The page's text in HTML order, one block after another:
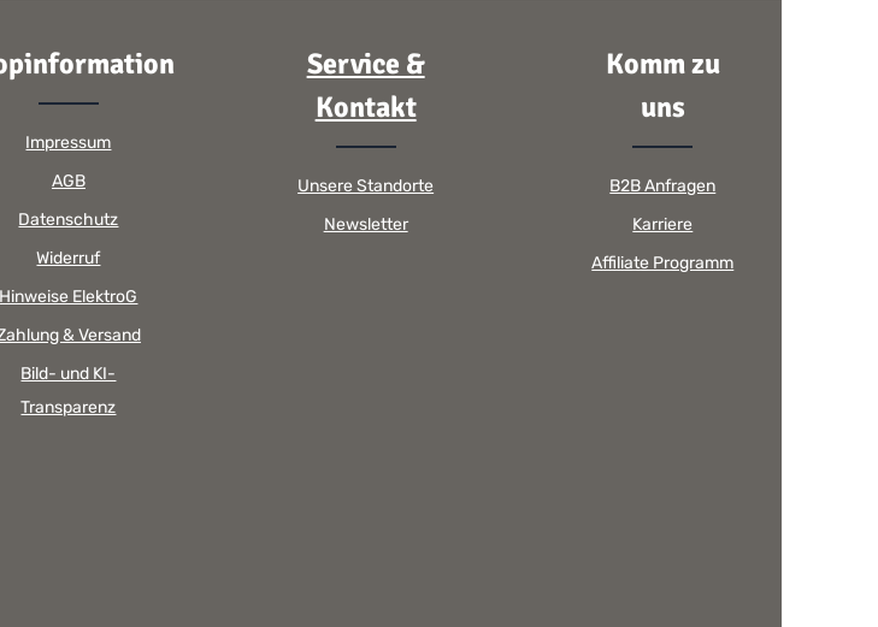
Impressum
AGB
Datenschutz
Widerruf
Hinweise ElektroG
& Versand
Bild- und KI-
Transparenz
Service &
Kontakt
Unsere Standorte
Newsletter
Komm zu
uns
B2B Anfragen
Karriere
Affiliate Programm